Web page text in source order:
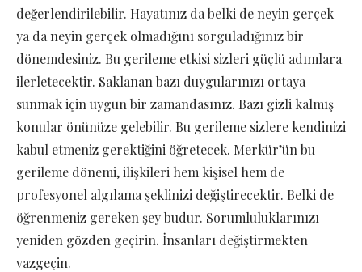
değerlendirilebilir. Hayatınız da belki de neyin gerçek
ya da neyin gerçek olmadığını sorguladığınız bir
dönemdesiniz. Bu gerileme etkisi sizleri güçlü adımlara
ilerletecektir. Saklanan bazı duygularınızı ortaya
sunmak için uygun bir zamandasınız. Bazı gizli kalmış
konular önünüze gelebilir. Bu gerileme sizlere kendinizi
kabul etmeniz gerektiğini öğretecek. Merkür’ün bu
gerileme dönemi, ilişkileri hem kişisel hem de
profesyonel algılama şeklinizi değiştirecektir. Belki de
öğrenmeniz gereken şey budur. Sorumluluklarınızı
yeniden gözden geçirin. İnsanları değiştirmekten
vazgeçin.